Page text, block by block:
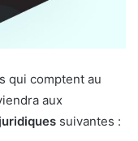
qui comptent au
aux
suivantes :